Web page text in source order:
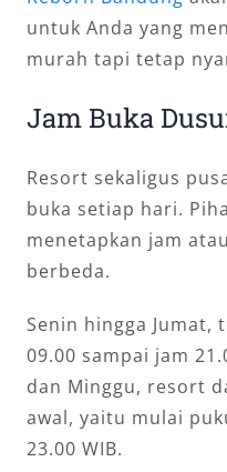
untuk Anda yang
murah tapi tetap
Jam Buka
Resort sekaligus
buka setiap hari.
menetapkan jam
berbeda.
Senin hingga Jumat,
09.00 sampai jam
dan Minggu, resort
awal, yaitu mulai
23.00 WIB.